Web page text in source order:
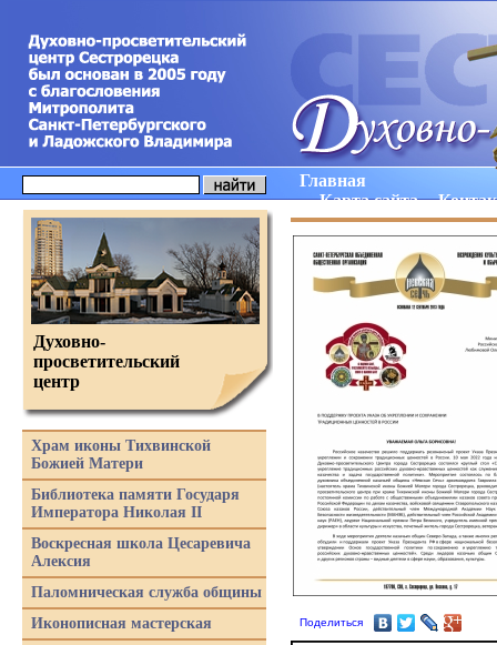
Главная
Карта сайта
Поделиться
Духовно-
просветительский
центр
Храм иконы Тихвинской
Божией Матери
Библиотека памяти Государя
Императора Николая II
Воскресная школа Цесаревича
Алексия
Паломническая служба общины
Иконописная мастерская